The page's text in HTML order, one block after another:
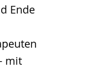
Ende
mit